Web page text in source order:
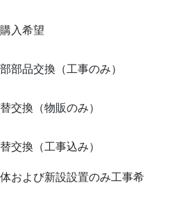
入希望
部品交換（工事のみ）
交換（物販のみ）
交換（工事込み）
および新設設置のみ工事希